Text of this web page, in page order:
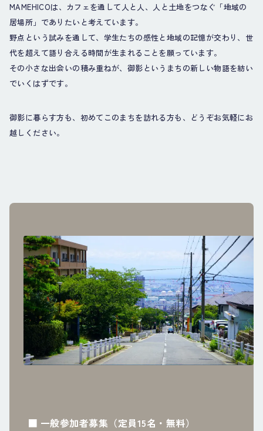
MAMEHICOは、カフェを通して人と人、人と土地をつなぐ「地域の
居場所」でありたいと考えています。
野点という試みを通して、学生たちの感性と地域の記憶が交わり、世
代を超えて語り合える時間が生まれることを願っています。
その小さな出会いの積み重ねが、御影というまちの新しい物語を紡い
でいくはずです。
御影に暮らす方も、初めてこのまちを訪れる方も、どうぞお気軽にお
越しください。
■ 一般参加者募集（定員15名・無料）